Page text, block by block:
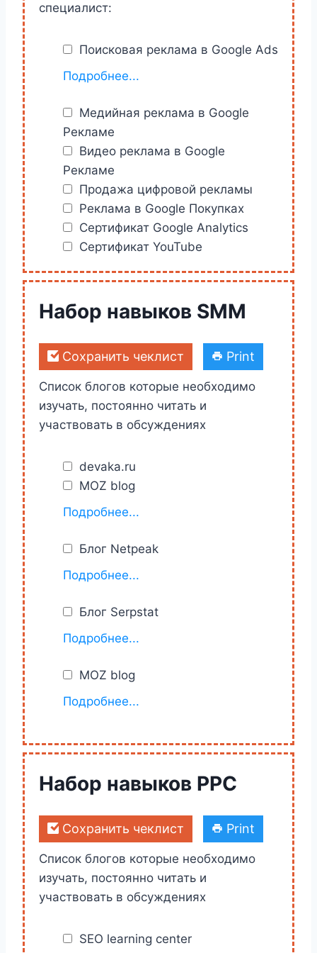
специалист:
Поисковая реклама в Google Ads
Полный набор курсов для
Google Ads
Подробнее...
Медийная реклама в Google
Рекламе
Видео реклама в Google
Рекламе
Продажа цифровой рекламы
Реклама в Google Покупках
Сертификат Google Analytics
Сертификат YouTube
Набор навыков SMM
Сохранить чеклист Print
Список блогов которые необходимо
изучать, постоянно читать и
участвовать в обсуждениях
devaka.ru
MOZ blog
https://moz.com/blog
Подробнее...
Блог Netpeak
https://netpeak.net/ru/blog/
Подробнее...
Блог Serpstat
https://serpstat.com/ru/blog/
Подробнее...
MOZ blog
https://moz.com/blog
Подробнее...
Набор навыков PPC
Сохранить чеклист Print
Список блогов которые необходимо
изучать, постоянно читать и
участвовать в обсуждениях
SEO learning center